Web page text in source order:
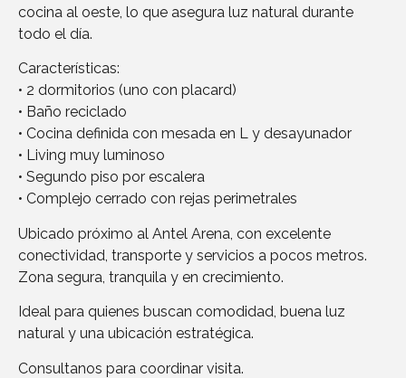
cocina al oeste, lo que asegura luz natural durante
todo el día.
Características:
• 2 dormitorios (uno con placard)
• Baño reciclado
• Cocina definida con mesada en L y desayunador
• Living muy luminoso
• Segundo piso por escalera
• Complejo cerrado con rejas perimetrales
Ubicado próximo al Antel Arena, con excelente
conectividad, transporte y servicios a pocos metros.
Zona segura, tranquila y en crecimiento.
Ideal para quienes buscan comodidad, buena luz
natural y una ubicación estratégica.
Consultanos para coordinar visita.